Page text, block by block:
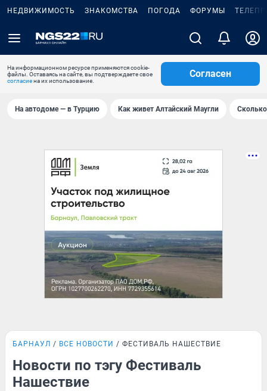
НЕДВИЖИМОСТЬ ЗНАКОМСТВА ПОГОДА ФОРУМЫ
На информационном ресурсе применяются cookie-
файлы. Оставаясь на сайте, вы подтверждаете свое
согласиена их использование.
Согласен
На автодоме — в Турцию Как живет Алтайский Маугли
БАРНАУЛ ВСЕ НОВОСТИ ФЕСТИВАЛЬ НАШЕСТВИЕ
Новости по тэгу Фестиваль
Нашествие